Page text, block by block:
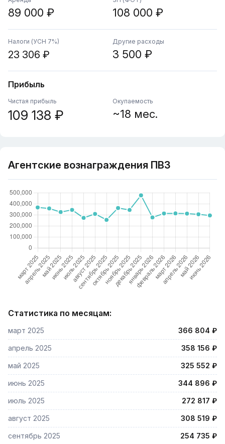
89 000 ₽ 108 000 ₽
Налоги (УСН 7%)
23 306 ₽
Другие расходы
3 500 ₽
Прибыль
Чистая прибыль
109 138 ₽
Окупаемость
~18 мес.
Агентские вознаграждения ПВЗ
Статистика по месяцам:
март 2025 366 804 ₽
апрель 2025 358 156 ₽
май 2025 325 552 ₽
июнь 2025 344 896 ₽
июль 2025 272 817 ₽
август 2025 308 519 ₽
сентябрь 2025 254 735 ₽